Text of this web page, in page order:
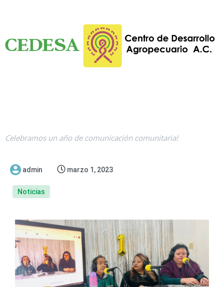
Celebramos un año de comunicación comunitaria!
admin marzo 1, 2023
Noticias